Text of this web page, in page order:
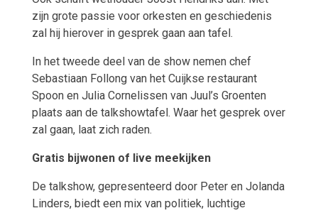
zijn grote passie voor orkesten en geschiedenis
zal hij hierover in gesprek gaan aan tafel.
In het tweede deel van de show nemen chef
Sebastiaan Follong van het Cuijkse restaurant
Spoon en Julia Cornelissen van Juul’s Groenten
plaats aan de talkshowtafel. Waar het gesprek over
zal gaan, laat zich raden.
Gratis bijwonen of live meekijken
De talkshow, gepresenteerd door Peter en Jolanda
Linders, biedt een mix van politiek, luchtige